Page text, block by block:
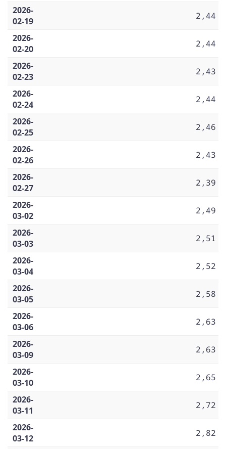
2026-
02-19
2,44
2026-
02-20
2,44
2026-
02-23
2,43
2026-
02-24
2,44
2026-
02-25
2,46
2026-
02-26
2,43
2026-
02-27
2,39
2026-
03-02
2,49
2026-
03-03
2,51
2026-
03-04
2,52
2026-
03-05
2,58
2026-
03-06
2,63
2026-
03-09
2,63
2026-
03-10
2,65
2026-
03-11
2,72
2026-
03-12
2,82